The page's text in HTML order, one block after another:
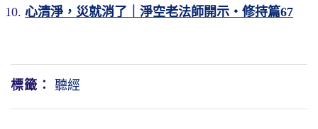
心清淨，災就消了｜淨空老法師開示・修持篇67
標籤： 聽經